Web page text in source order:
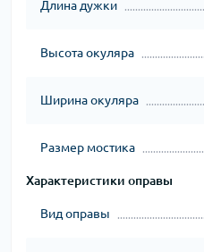
Длина дужки
Высота окуляра
Ширина окуляра
Размер мостика
Характеристики оправы
Вид оправы